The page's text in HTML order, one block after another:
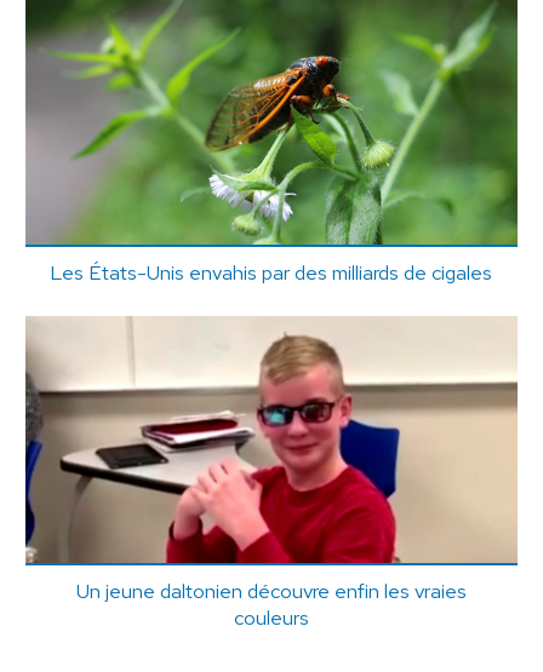
Les États-Unis envahis par des milliards de cigales
Un jeune daltonien découvre enfin les vraies
couleurs